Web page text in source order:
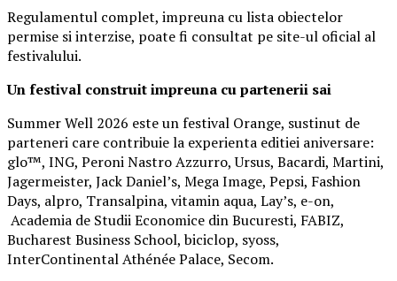
Regulamentul complet, impreuna cu lista obiectelor
permise si interzise, poate fi consultat pe site-ul oficial al
festivalului.
Un festival construitimpreuna cu partenerii sai
Summer Well 2026 este un festival Orange, sustinut de
parteneri care contribuie la experienta editiei aniversare:
glo™, ING, Peroni Nastro Azzurro, Ursus, Bacardi, Martini,
Jagermeister, Jack Daniel’s, Mega Image, Pepsi, Fashion
Days, alpro, Transalpina, vitamin aqua, Lay’s, e-on,
Academia de Studii Economice din Bucuresti, FABIZ,
Bucharest Business School, biciclop, syoss,
InterContinental Athénée Palace, Secom.